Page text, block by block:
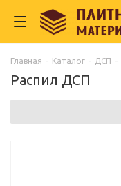
Главная - Каталог - ДСП -
Распил ДСП